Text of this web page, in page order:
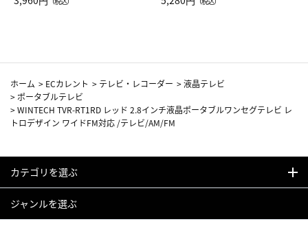
ホーム > ECカレント > テレビ・レコーダー >液晶テレビ
> ポータブルテレビ
>WINTECH TVR-RT1RD レッド 2.8インチ液晶ポータブルワンセグテレビ レ
トロデザイン ワイドFM対応 /テレビ/AM/FM
カテゴリを選ぶ
ジャンルを選ぶ